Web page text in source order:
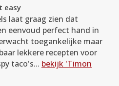
easy
laat graag zien dat
eenvoud perfect hand in
toegankelijke maar
lekkere recepten voor
taco's... bekijk 'Timon